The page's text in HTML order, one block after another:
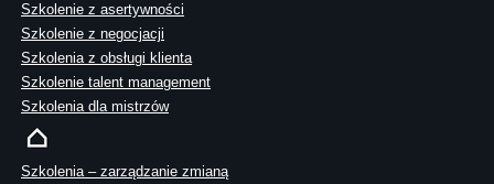
Szkolenie z asertywności
Szkolenie z negocjacji
Szkolenia z obsługi klienta
Szkolenie talent management
Szkolenia dla mistrzów
Szkolenia – zarządzanie zmianą